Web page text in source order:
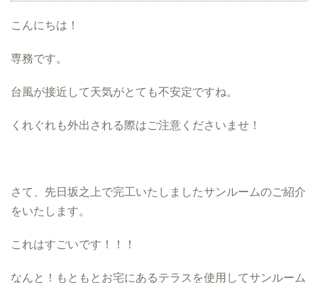
こんにちは！
専務です。
台風が接近して天気がとても不安定ですね。
くれぐれも外出される際はご注意くださいませ！
さて、先日坂之上で完工いたしましたサンルームのご紹介
をいたします。
これはすごいです！！！
なんと！もともとお宅にあるテラスを使用してサンルーム